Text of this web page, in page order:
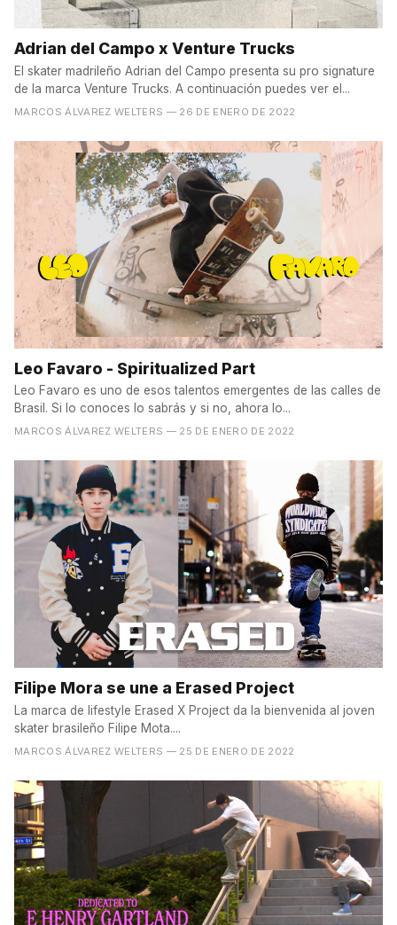
Adrian del Campo x Venture Trucks
El skater madrileño Adrian del Campo presenta su pro signature
de la marca Venture Trucks. A continuación puedes ver el...
MARCOS ÁLVAREZ WELTERS — 26 DE ENERO DE 2022
Leo Favaro - Spiritualized Part
Leo Favaro es uno de esos talentos emergentes de las calles de
Brasil. Si lo conoces lo sabrás y si no, ahora lo...
MARCOS ÁLVAREZ WELTERS — 25 DE ENERO DE 2022
Filipe Mora se une a Erased Project
La marca de lifestyle Erased X Project da la bienvenida al joven
skater brasileño Filipe Mota....
MARCOS ÁLVAREZ WELTERS — 25 DE ENERO DE 2022